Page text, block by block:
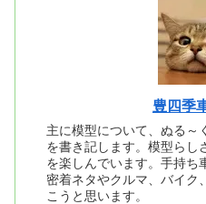
豊四季
主に模型について、ぬる～
を書き記します。模型らし
を楽しんでいます。手持ち
密着ネタやクルマ、バイク
こうと思います。